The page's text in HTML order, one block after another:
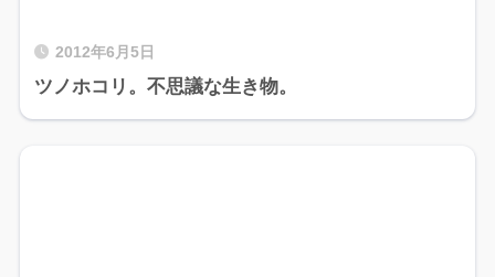
2012年6月5日
ツノホコリ。不思議な生き物。